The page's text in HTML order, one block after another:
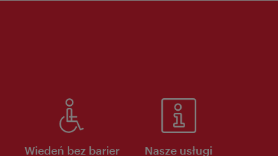
Wiedeń bez barier Nasze usługi